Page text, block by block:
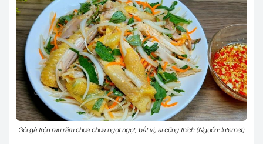
Gỏi gà trộn rau răm chua chua ngọt ngọt, bắt vị, ai cũng thích (Nguồn: Internet)